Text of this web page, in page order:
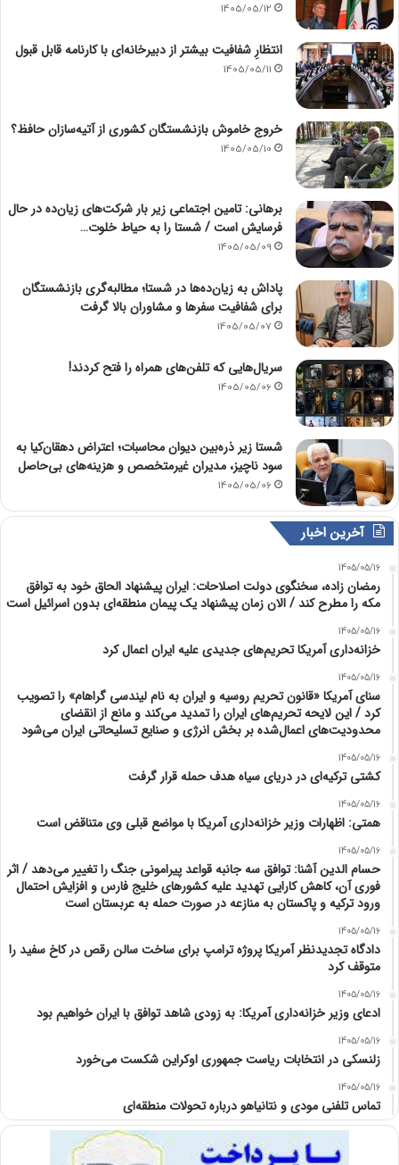
1405/05/12
انتظارِ شفافیت بیشتر از دبیرخانه‌ای با کارنامه قابل قبول
1405/05/11
خروج خاموش بازنشستگان کشوری از آتیه‌سازان حافظ؟
1405/05/10
برهانی: تامین اجتماعی زیر بار شرکت‌های زیان‌ده در حال
فرسایش است / شستا را به حیاط خلوت…
1405/05/09
پاداش به زیان‌ده‌ها در شستا؛ مطالبه‌گری بازنشستگان
برای شفافیت سفرها و مشاوران بالا گرفت
1405/05/07
سریال‌هایی که تلفن‌های همراه را فتح کردند!
1405/05/06
شستا زیر ذره‌بین دیوان محاسبات؛ اعتراض دهقان‌کیا به
سود ناچیز، مدیران غیرمتخصص و هزینه‌های بی‌حاصل
1405/05/06
آخرین اخبار
1405/05/16
رمضان زاده، سخنگوی دولت اصلاحات: ایران پیشنهاد الحاق خود به توافق
مکه را مطرح کند / الان زمان پیشنهاد یک پیمان منطقه‌ای بدون اسرائیل است
1405/05/16
خزانه‌داری آمریکا تحریم‌های جدیدی علیه ایران اعمال کرد
1405/05/16
سنای آمریکا «قانون تحریم روسیه و ایران به نام لیندسی گراهام» را تصویب
کرد / این لایحه تحریم‌های ایران را تمدید می‌کند و مانع از انقضای
محدودیت‌های اعمال‌شده بر بخش انرژی و صنایع تسلیحاتی ایران می‌شود
1405/05/16
کشتی ترکیه‌ای در دریای سیاه هدف حمله قرار گرفت
1405/05/16
همتی: اظهارات وزیر خزانه‌داری آمریکا با مواضع قبلی وی متناقض است
1405/05/16
حسام الدین آشنا: توافق سه جانبه قواعد پیرامونی جنگ را تغییر می‌دهد / اثر
فوری آن، کاهش کارایی تهدید علیه کشور‌های خلیج فارس و افزایش احتمال
ورود ترکیه و پاکستان به منازعه در صورت حمله به عربستان است
1405/05/16
دادگاه تجدیدنظر آمریکا پروژه ترامپ برای ساخت سالن رقص در کاخ سفید را
متوقف کرد
1405/05/16
ادعای وزیر خزانه‌داری آمریکا: به زودی شاهد توافق با ایران خواهیم بود
1405/05/16
زلنسکی در انتخابات ریاست جمهوری اوکراین شکست می‌خورد
1405/05/16
تماس تلفنی مودی و نتانیاهو درباره تحولات منطقه‌ای